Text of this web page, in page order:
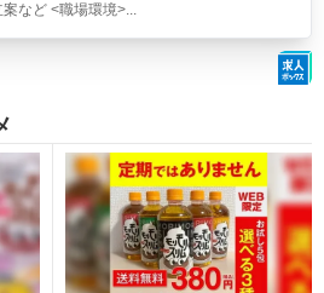
など <職場環境>...